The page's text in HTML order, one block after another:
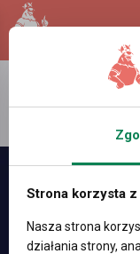
LANCASTER
32.2 °C
Strona korzysta
Nasza strona
działania strony,